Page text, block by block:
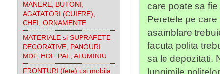
MANERE, BUTONI,
AGATATORI (CUIERE),
CHEI, ORNAMENTE
MATERIALE si SUPRAFETE
DECORATIVE, PANOURI
MDF, HDF, PAL, ALUMINIU
FRONTURI (fete) usi mobila
care poate sa
Peretele pe
asamblare
facuta polita
sa le depozitati.
lungimile